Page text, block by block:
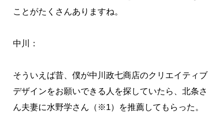
ことがたくさんありますね。
中川：
そういえば昔、僕が中川政七商店のクリエイティブ
デザインをお願いできる人を探していたら、北条さ
ん夫妻に水野学さん（※1）を推薦してもらった。